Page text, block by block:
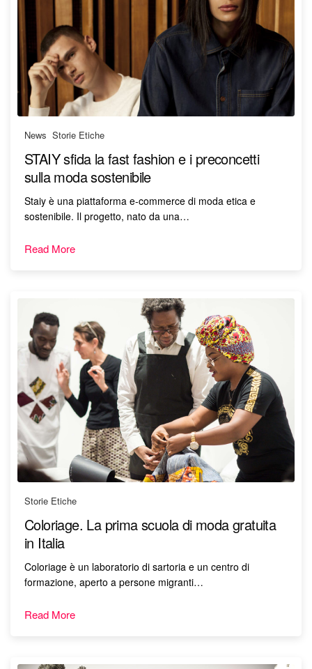
News Storie Etiche
STAIY sfida la fast fashion e i preconcetti
sulla moda sostenibile
Staiy è una piattaforma e-commerce di moda etica e
sostenibile. Il progetto, nato da una…
Read More
Storie Etiche
Coloriage. La prima scuola di moda gratuita
in Italia
Coloriage è un laboratorio di sartoria e un centro di
formazione, aperto a persone migranti…
Read More